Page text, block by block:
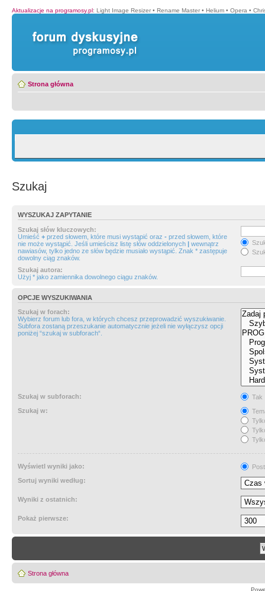
Aktualizacje na programosy.pl: Light Image Resizer • Rename Master • Helium • Opera •
Strona główna
Szukaj
WYSZUKAJ ZAPYTANIE
Szukaj słów kluczowych:
Umieść + przed słowem, które musi wystąpić oraz - przed słowem, które
nie może wystąpić. Jeśli umieścisz listę słów oddzielonych | wewnątrz
nawiasów, tylko jedno ze słów będzie musiało wystąpić. Znak * zastępuje
dowolny ciąg znaków.
Szukaj autora:
Użyj * jako zamiennika dowolnego ciągu znaków.
OPCJE WYSZUKIWANIA
Szukaj w forach:
Wybierz forum lub fora, w których chcesz przeprowadzić wyszukiwanie.
Subfora zostaną przeszukanie automatycznie jeżeli nie wyłączysz opcji
poniżej “szukaj w subforach“.
Szukaj w subforach:
Tak
Szukaj w:
Wyświetl wyniki jako:
Sortuj wyniki według:
Wyniki z ostatnich:
Pokaż pierwsze:
Strona główna